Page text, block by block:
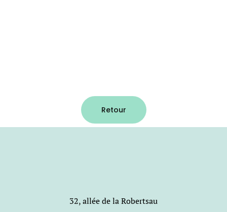
Retour
32, allée de la Robertsau